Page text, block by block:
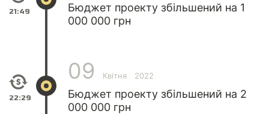
21:49
Бюджет проекту збільшений на 1
000 000 грн
22:29
09 Квітня 2022
Бюджет проекту збільшений на 2
000 000 грн